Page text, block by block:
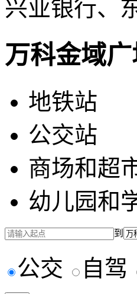
兴业银行、
万科金域
地铁站
公交站
商场和超
幼儿园和
到
公交 自驾